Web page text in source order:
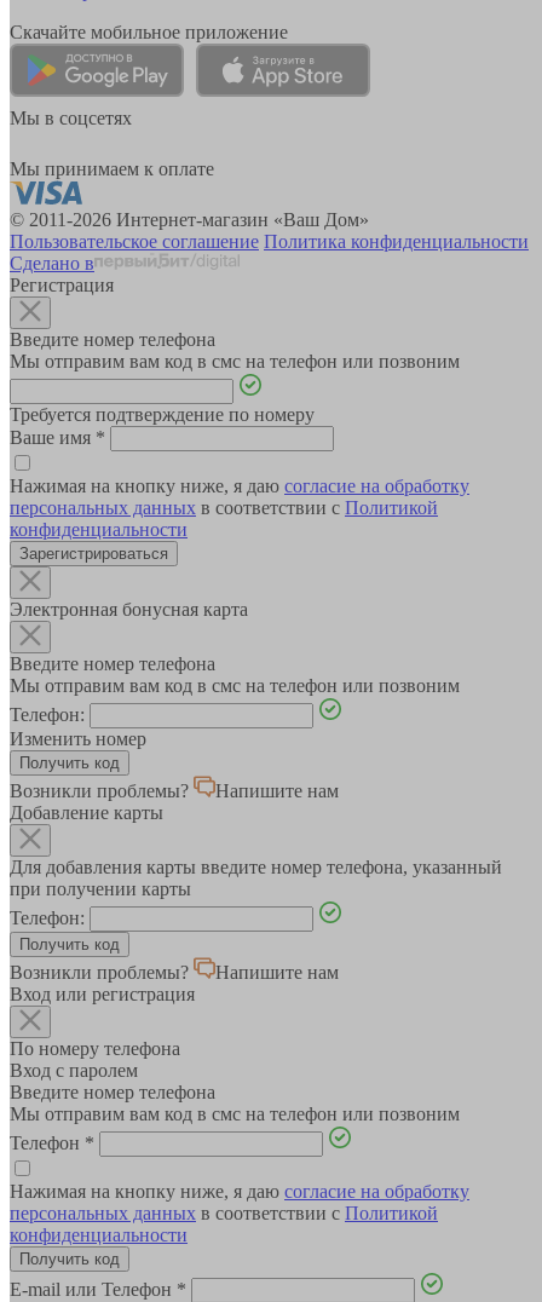
Скачайте мобильное приложение
Мы в соцсетях
Мы принимаем к оплате
© 2011-2026 Интернет-магазин «Ваш Дом»
Пользовательское соглашение Политика конфиденциальности
Сделано в
Регистрация
Введите номер телефона
Мы отправим вам код в смс на телефон или позвоним
Требуется подтверждение по номеру
Ваше имя *
Нажимая на кнопку ниже, я даю согласие на обработку
персональных данных в соответствии с Политикой
конфиденциальности
Зарегистрироваться
Электронная бонусная карта
Введите номер телефона
Мы отправим вам код в смс на телефон или позвоним
Телефон:
Изменить номер
Возникли проблемы?
Напишите нам
Добавление карты
Для добавления карты введите номер телефона, указанный
при получении карты
Телефон:
Возникли проблемы?
Напишите нам
Вход или регистрация
По номеру телефона
Вход с паролем
Введите номер телефона
Мы отправим вам код в смс на телефон или позвоним
Телефон *
Нажимая на кнопку ниже, я даю согласие на обработку
персональных данных в соответствии с Политикой
конфиденциальности
E-mail или Телефон *